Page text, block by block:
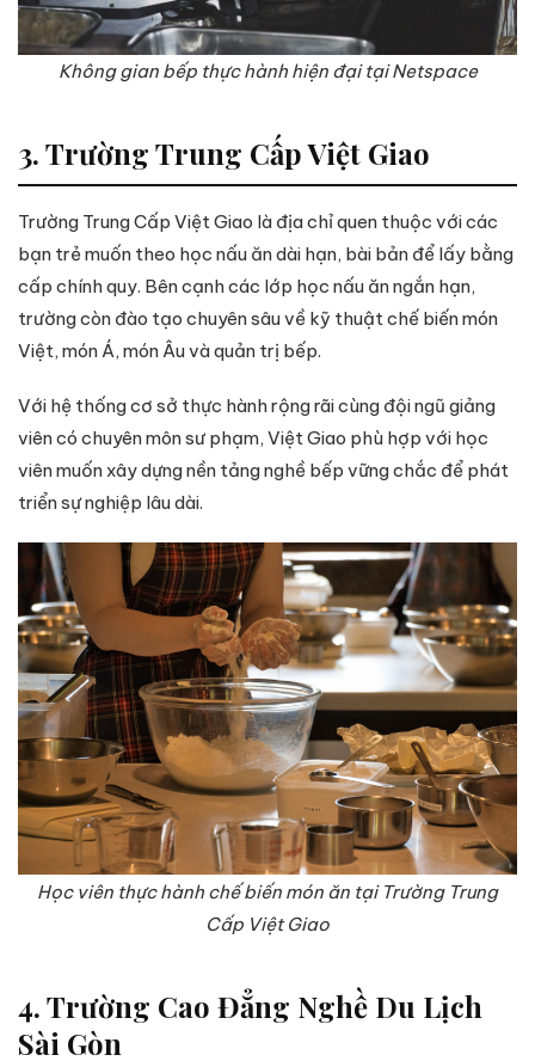
Không gian bếp thực hành hiện đại tại Netspace
3. Trường Trung Cấp Việt Giao
Trường Trung Cấp Việt Giao là địa chỉ quen thuộc với các
bạn trẻ muốn theo học nấu ăn dài hạn, bài bản để lấy bằng
cấp chính quy. Bên cạnh các lớp học nấu ăn ngắn hạn,
trường còn đào tạo chuyên sâu về kỹ thuật chế biến món
Việt, món Á, món Âu và quản trị bếp.
Với hệ thống cơ sở thực hành rộng rãi cùng đội ngũ giảng
viên có chuyên môn sư phạm, Việt Giao phù hợp với học
viên muốn xây dựng nền tảng nghề bếp vững chắc để phát
triển sự nghiệp lâu dài.
Học viên thực hành chế biến món ăn tại Trường Trung
Cấp Việt Giao
4. Trường Cao Đẳng Nghề Du Lịch
Sài Gòn